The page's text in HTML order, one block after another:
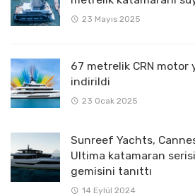
23 Mayıs 2025
67 metrelik CRN motor
indirildi
23 Ocak 2025
Sunreef Yachts,
Ultima katamaran
gemisini tanıttı
14 Eylül 2024